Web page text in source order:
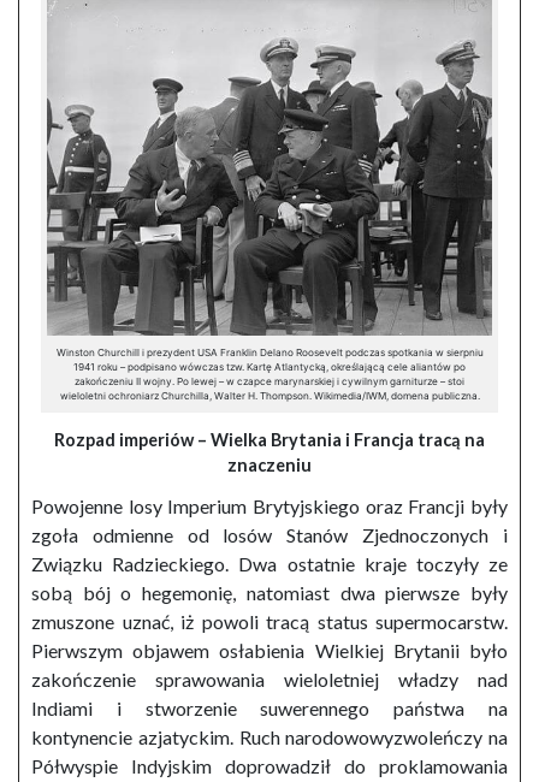
Winston Churchill i prezydent USA Franklin Delano Roosevelt podczas spotkania w sierpniu
1941 roku – podpisano wówczas tzw. Kartę Atlantycką, określającą cele aliantów po
zakończeniu II wojny. Po lewej – w czapce marynarskiej i cywilnym garniturze – stoi
wieloletni ochroniarz Churchilla, Walter H. Thompson. Wikimedia/IWM, domena publiczna.
Rozpad imperiów – Wielka Brytania i Francja tracą na
znaczeniu
Powojenne losy Imperium Brytyjskiego oraz Francji były
zgoła odmienne od losów Stanów Zjednoczonych i
Związku Radzieckiego. Dwa ostatnie kraje toczyły ze
sobą bój o hegemonię, natomiast dwa pierwsze były
zmuszone uznać, iż powoli tracą status supermocarstw.
Pierwszym objawem osłabienia Wielkiej Brytanii było
zakończenie sprawowania wieloletniej władzy nad
Indiami i stworzenie suwerennego państwa na
kontynencie azjatyckim. Ruch narodowowyzwoleńczy na
Półwyspie Indyjskim doprowadził do proklamowania